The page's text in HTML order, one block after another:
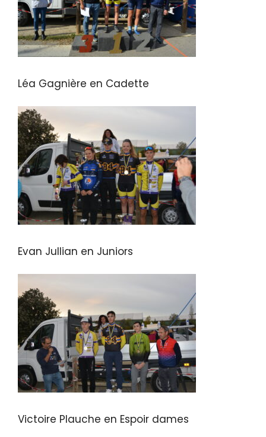
Léa Gagnière en Cadette
Evan Jullian en Juniors
Victoire Plauche en Espoir dames